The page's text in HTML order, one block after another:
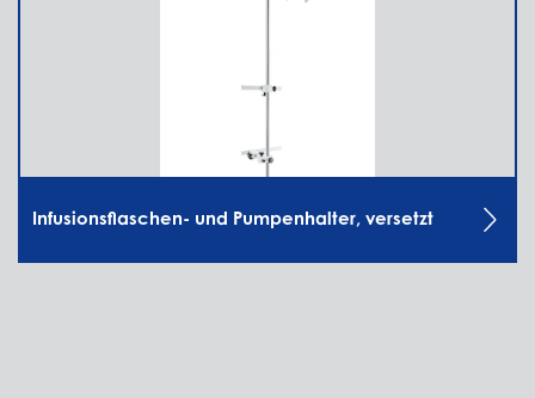
Infusionsflaschen- und Pumpenhalter, versetzt